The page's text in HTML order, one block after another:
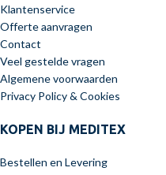
Klantenservice
Offerte aanvragen
Contact
Veel gestelde vragen
Algemene voorwaarden
Privacy Policy & Cookies
KOPEN BIJ MEDITEX
Bestellen en Levering